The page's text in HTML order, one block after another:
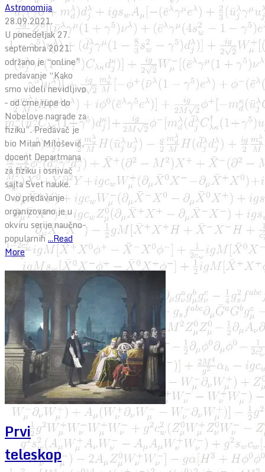
Astronomija
28.09.2021.
U ponedeljak 27.
septembra 2021.
održano je “online”
predavanje “Kako
smo videli nevidljivo
– od crne rupe do
Nobelove nagrade za
fiziku”. Predavač je
bio Milan Milošević,
docent Departmana
za fiziku i osnivač
sajta Svet nauke.
Ovo predavanje
organizovano je u
okviru serije naučno-
popularnih...Read
More
Prvi
teleskop